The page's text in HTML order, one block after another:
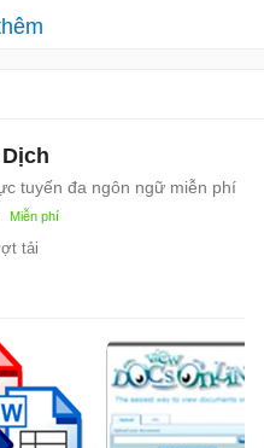
tuyến đa ngôn ngữ miễn phí
tải